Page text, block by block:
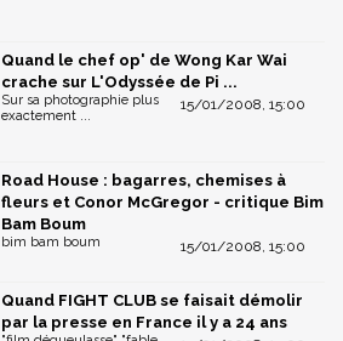
Quand le chef op' de Wong Kar Wai
crache sur L'Odyssée de Pi ...
15/01/2008, 15:00
Sur sa photographie plus
exactement ...
Road House : bagarres, chemises à
fleurs et Conor McGregor - critique Bim
Bam Boum
15/01/2008, 15:00
bim bam boum
Quand FIGHT CLUB se faisait démolir
par la presse en France il y a 24 ans